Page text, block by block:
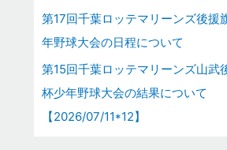
第17回千葉ロッテマリーンズ後援
年野球大会の日程について
第15回千葉ロッテマリーンズ山武
杯少年野球大会の結果について
【2026/07/11*12】